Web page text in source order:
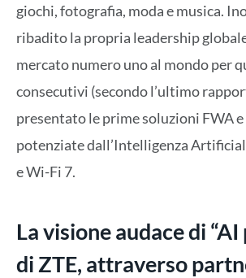
giochi, fotografia, moda e musica.
ribadito la propria leadership
mercato numero uno al mondo per
consecutivi (secondo l’ultimo
presentato le prime soluzioni FWA
potenziate dall’Intelligenza
e Wi-Fi 7.
La visione audace di
di ZTE, attraverso